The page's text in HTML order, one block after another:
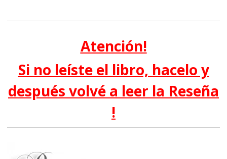
Atención!
Si no leíste el libro, hacelo y
después volvé a leer la Reseña
!